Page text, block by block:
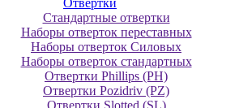
Отвертки
Cтандартные отвертки
Наборы отверток переставных
Наборы отверток Силовых
Наборы отверток стандартных
Отвертки Phillips (PH)
Отвертки Pozidriv (PZ)
Отвертки Slotted (SL)